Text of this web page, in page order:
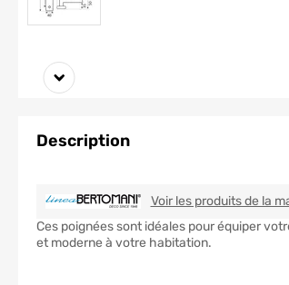
Element 1 sur 5
Description
Voir les produits de la
Ces poignées sont idéales pour équiper
et moderne à votre habitation.